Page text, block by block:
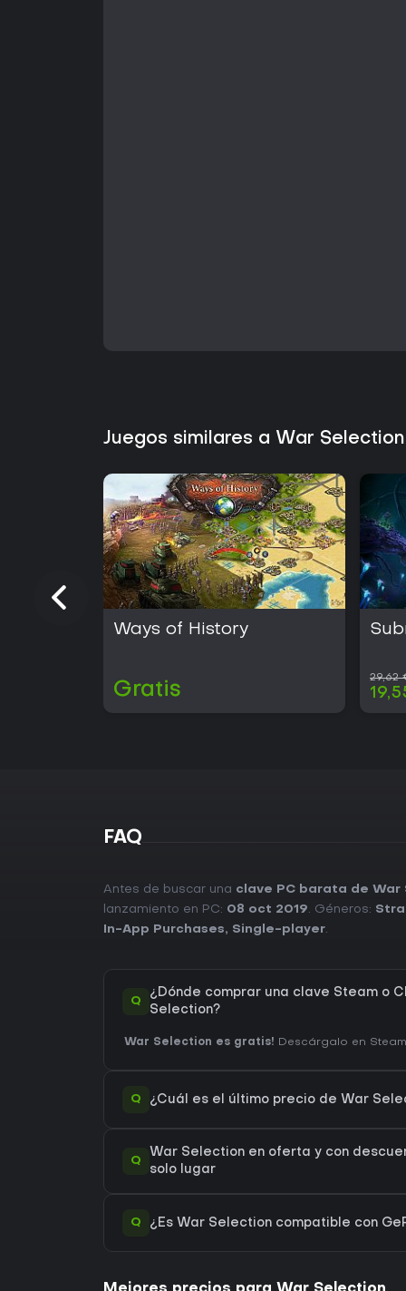
Juegos similares a War Selection
Ways of History
Gratis
29,62
FAQ
Antes de buscar una clave PC barata de War
lanzamiento en PC: 08 oct 2019. Géneros:
In-App Purchases, Single-player.
Q
¿Dónde comprar una clave Steam o
Selection?
War Selection es gratis! Descárgalo en
Q ¿Cuál es el último precio de War
Q
War Selection en oferta y con
solo lugar
Q ¿Es War Selection compatible con